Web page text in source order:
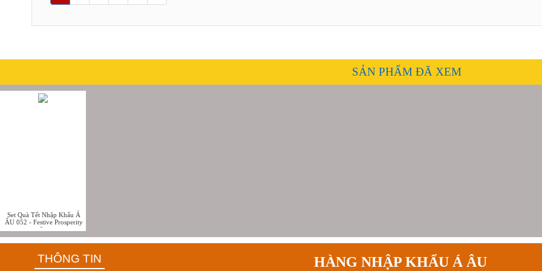
SẢN PHẨM ĐÃ XEM
Set Quà Tết Nhập Khẩu Á
ÂU 052 - Festive Prosperity
Set
THÔNG TIN HÀNG NHẬP KHẨU Á ÂU